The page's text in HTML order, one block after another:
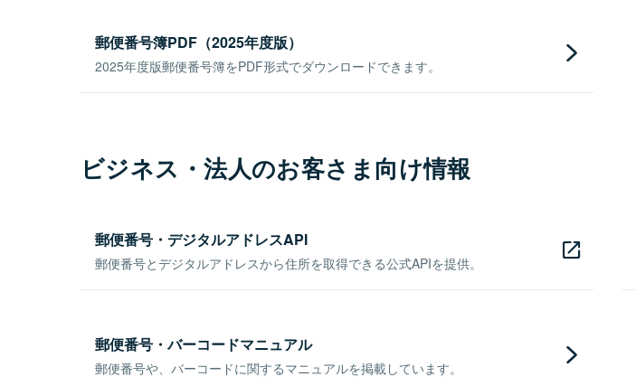
郵便番号簿PDF（2025年度版）
2025年度版郵便番号簿をPDF形式でダウンロードできます。
ビジネス・法人のお客さま向け情報
郵便番号・デジタルアドレスAPI
郵便番号とデジタルアドレスから住所を取得できる公式APIを提供。
郵便番号・バーコードマニュアル
郵便番号や、バーコードに関するマニュアルを掲載しています。